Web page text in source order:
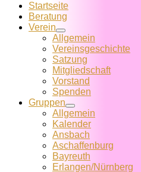
Startseite
Beratung
Verein
Allgemein
Vereins­geschichte
Satzung
Mitglied­schaft
Vorstand
Spenden
Gruppen
Allgemein
Kalender
Ansbach
Aschaffenburg
Bayreuth
Erlangen/Nürnberg